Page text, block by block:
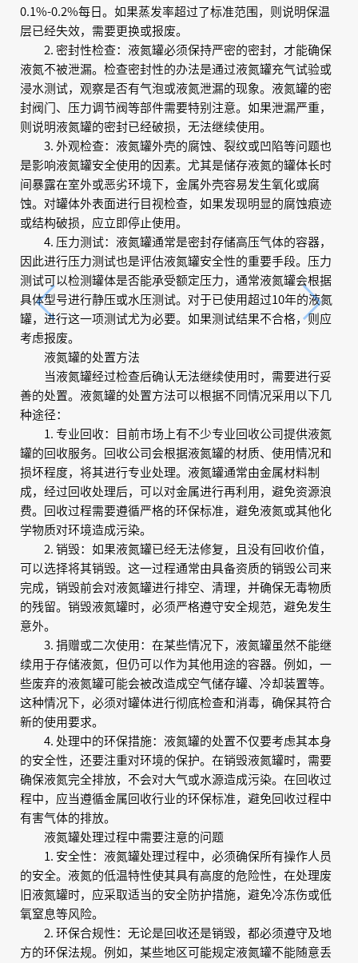
0.1%-0.2%每日。如果蒸发率超过了标准范围，则说明保温
层已经失效，需要更换或报废。
2. 密封性检查：液氮罐必须保持严密的密封，才能确保
液氮不被泄漏。检查密封性的办法是通过液氮罐充气试验或
浸水测试，观察是否有气泡或液氮泄漏的现象。液氮罐的密
封阀门、压力调节阀等部件需要特别注意。如果泄漏严重，
则说明液氮罐的密封已经破损，无法继续使用。
3. 外观检查：液氮罐外壳的腐蚀、裂纹或凹陷等问题也
是影响液氮罐安全使用的因素。尤其是储存液氮的罐体长时
间暴露在室外或恶劣环境下，金属外壳容易发生氧化或腐
蚀。对罐体外表面进行目视检查，如果发现明显的腐蚀痕迹
或结构破损，应立即停止使用。
4. 压力测试：液氮罐通常是密封存储高压气体的容器，
因此进行压力测试也是评估液氮罐安全性的重要手段。压力
测试可以检测罐体是否能承受额定压力，通常液氮罐会根据
具体型号进行静压或水压测试。对于已使用超过10年的液氮
罐，进行这一项测试尤为必要。如果测试结果不合格，则应
考虑报废。
液氮罐的处置方法
当液氮罐经过检查后确认无法继续使用时，需要进行妥
善的处置。液氮罐的处置方法可以根据不同情况采用以下几
种途径：
1. 专业回收：目前市场上有不少专业回收公司提供液氮
罐的回收服务。回收公司会根据液氮罐的材质、使用情况和
损坏程度，将其进行专业处理。液氮罐通常由金属材料制
成，经过回收处理后，可以对金属进行再利用，避免资源浪
费。回收过程需要遵循严格的环保标准，避免液氮或其他化
学物质对环境造成污染。
2. 销毁：如果液氮罐已经无法修复，且没有回收价值，
可以选择将其销毁。这一过程通常由具备资质的销毁公司来
完成，销毁前会对液氮罐进行排空、清理，并确保无毒物质
的残留。销毁液氮罐时，必须严格遵守安全规范，避免发生
意外。
3. 捐赠或二次使用：在某些情况下，液氮罐虽然不能继
续用于存储液氮，但仍可以作为其他用途的容器。例如，一
些废弃的液氮罐可能会被改造成空气储存罐、冷却装置等。
这种情况下，必须对罐体进行彻底检查和消毒，确保其符合
新的使用要求。
4. 处理中的环保措施：液氮罐的处置不仅要考虑其本身
的安全性，还要注重对环境的保护。在销毁液氮罐时，需要
确保液氮完全排放，不会对大气或水源造成污染。在回收过
程中，应当遵循金属回收行业的环保标准，避免回收过程中
有害气体的排放。
液氮罐处理过程中需要注意的问题
1. 安全性：液氮罐处理过程中，必须确保所有操作人员
的安全。液氮的低温特性使其具有高度的危险性，在处理废
旧液氮罐时，应采取适当的安全防护措施，避免冷冻伤或低
氧窒息等风险。
2. 环保合规性：无论是回收还是销毁，都必须遵守及地
方的环保法规。例如，某些地区可能规定液氮罐不能随意丢